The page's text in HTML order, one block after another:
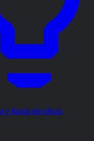
y lluvia de ideas